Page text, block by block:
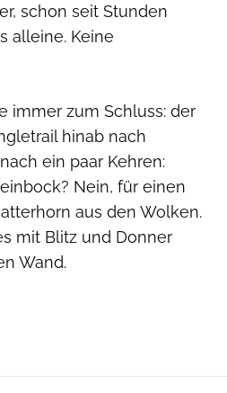
schon seit Stunden
alleine. Keine
immer zum Schluss: der
hinab nach
ein paar Kehren:
Nein, für einen
aus den Wolken.
mit Blitz und Donner
Wand.